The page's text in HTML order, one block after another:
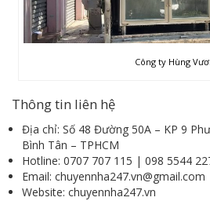
Công ty Hùng
Thông tin liên hệ
Địa chỉ: Số 48 Đường 50A – KP 9
Bình Tân – TPHCM
Hotline: 0707 707 115 | 098 5544
Email: chuyennha247.vn@gmail.com
Website: chuyennha247.vn